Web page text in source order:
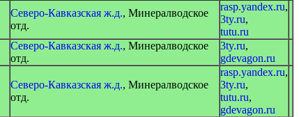
Северо-Кавказская ж.д., Минералводское
отд.
rasp.yandex.ru,
3ty.ru,
tutu.ru
Северо-Кавказская ж.д., Минералводское
отд.
3ty.ru,
gdevagon.ru
Северо-Кавказская ж.д., Минералводское
отд.
rasp.yandex.ru,
3ty.ru,
tutu.ru,
gdevagon.ru